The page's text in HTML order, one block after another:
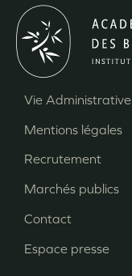
Pied
de
page
Vie Administrative
Mentions légales
Recrutement
Marchés publics
Contact
Espace presse